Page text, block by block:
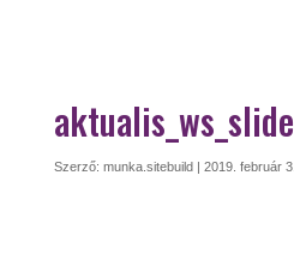
aktualis_ws_slide
Szerző: munka.sitebuild| 2019. február 3.